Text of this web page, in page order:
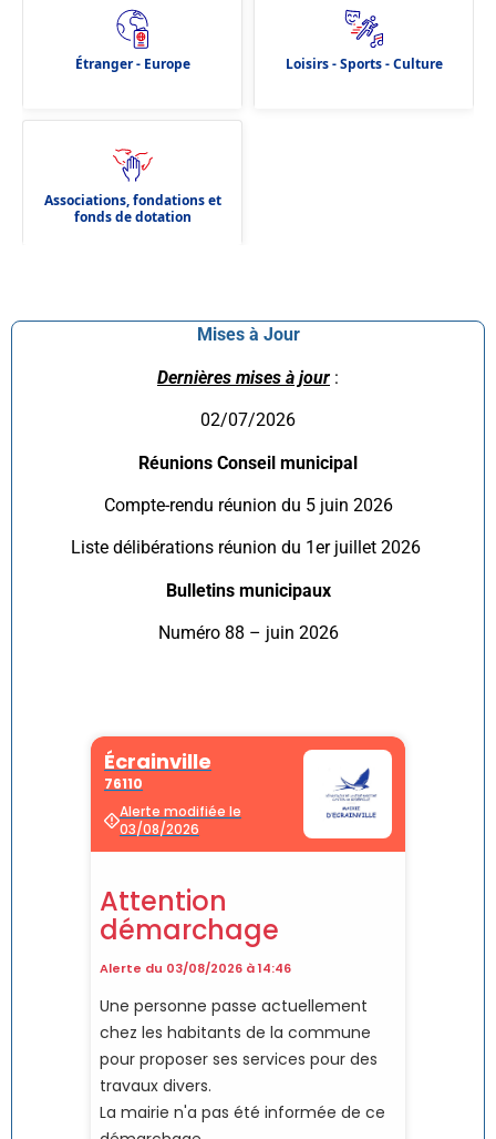
Mises à Jour
Dernières mises à jour :
02/07/2026
Réunions Conseil municipal
Compte-rendu réunion du 5 juin 2026
Liste délibérations réunion du 1er juillet 2026
Bulletins municipaux
Numéro 88 – juin 2026
Étranger - Europe Loisirs - Sports - Culture
Associations, fondations et
fonds de dotation